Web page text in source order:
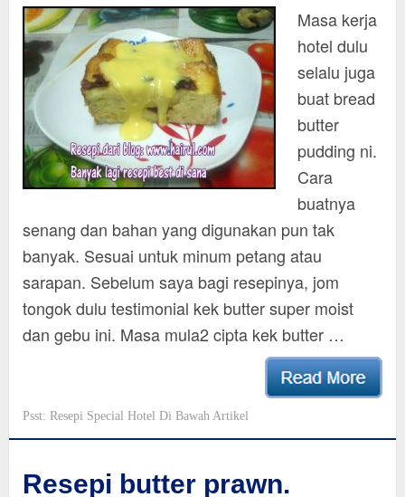
Masa kerja
hotel dulu
selalu juga
buat bread
butter
pudding ni.
Cara
buatnya
senang dan bahan yang digunakan pun tak
banyak. Sesuai untuk minum petang atau
sarapan. Sebelum saya bagi resepinya, jom
tongok dulu testimonial kek butter super moist
dan gebu ini. Masa mula2 cipta kek butter …
Psst: Resepi Special Hotel Di Bawah Artikel
Resepi butter prawn.